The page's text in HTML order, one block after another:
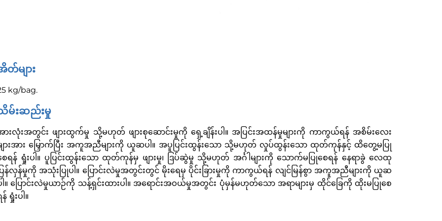
တ်များ
kg/bag.
မ်းဆည်းမှု
ားလုံးအတွင်း ဖျားထွက်မှု သို့မဟုတ် ဖျားစုဆောင်းမှုကို ရှေ့ချိန်းပါ။ အပြင်းအထန်မှုများကို ကာကွယ်ရန် အစိမ်းလေး
ျားအား မြှောက်ပြီး အကူအညီများကို ယူဆပါ။ အပူပြင်းထွန်းသော သို့မဟုတ် လှုပ်ထွန်းသော ထုတ်ကုန်နှင့် ထိတွေ့မပြု
ေရန် ရှုံးပါ။ ပူပြင်းထွန်းသော ထုတ်ကုန်မှ ဖျားမှု၊ ဒြပ်ဆွဲမှု သို့မဟုတ် အင်္ဂါများကို သောက်မပြုစေရန် နေရာခွဲ လေထု
ြန်လှန်မှုကို အသုံးပြုပါ။ ပြောင်းလဲမှုအတွင်းတွင် မိုးရေမှ ပိုင်းခြားမှုကို ကာကွယ်ရန် လျင်မြန်စွာ အကူအညီများကို ယူဆ
ါ။ ပြောင်းလဲမှုယာဉ်ကို သန့်ရှင်းထားပါ။ အရောင်းအဝယ်မှုအတွင်း ပုံမှန်မဟုတ်သော အရာများမှ ထိုင်ခြေကို ထိုးမပြုစေ
ရှုံးပါ။